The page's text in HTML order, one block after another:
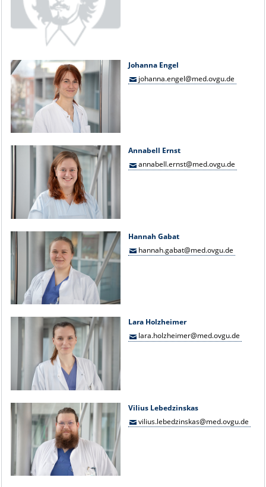
Johanna Engel
johanna.engel@med.ovgu.de
Annabell Ernst
annabell.ernst@med.ovgu.de
Hannah Gabat
hannah.gabat@med.ovgu.de
Lara Holzheimer
lara.holzheimer@med.ovgu.de
Vilius Lebedzinskas
vilius.lebedzinskas@med.ovgu.de